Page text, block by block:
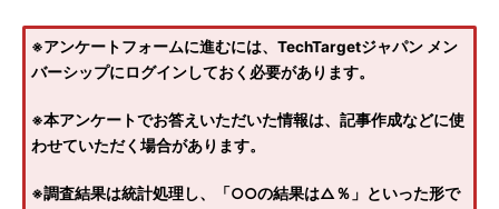
※アンケートフォームに進むには、TechTargetジャパン メン
バーシップにログインしておく必要があります。
※本アンケートでお答えいただいた情報は、記事作成などに使
わせていただく場合があります。
※調査結果は統計処理し、「○○の結果は△％」といった形で